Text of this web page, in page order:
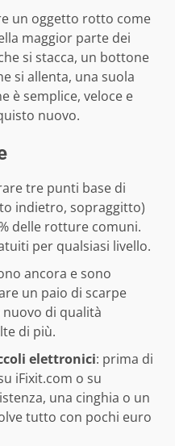
un oggetto rotto come
maggior parte dei
si stacca, un bottone
si allenta, una suola
è semplice, veloce e
nuovo.
tre punti base di
indietro, sopraggitto)
delle rotture comuni.
per qualsiasi livello.
ancora e sono
un paio di scarpe
nuovo di qualità
di più.
elettronici: prima di
iFixit.com o su
una cinghia o un
tutto con pochi euro